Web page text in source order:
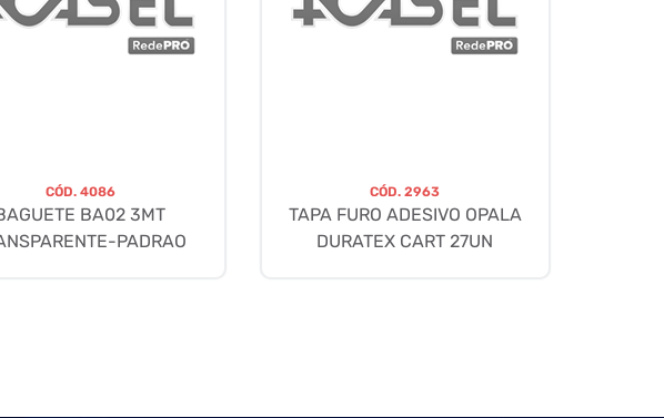
CÓD. 4086
BA02 3MT
PADRAO
CÓD.2963
TAPA FURO ADESIVO OPALA
DURATEX CART 27UN